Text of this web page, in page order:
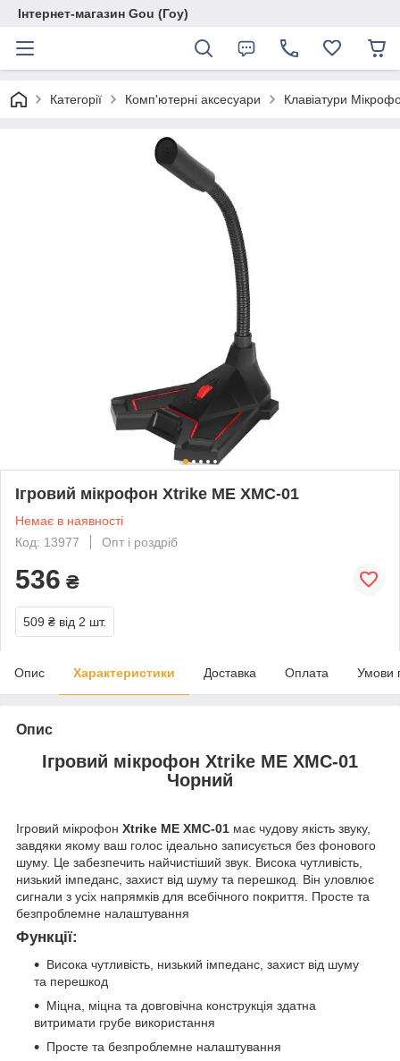
Інтернет-магазин Gou (Гоу)
Категорії Комп'ютерні аксесуари Клавіатури
Ігровий мікрофон Xtrike ME XMC-01
Немає в наявності
Код: 13977
Опт і роздріб
536 ₴
509 ₴ від 2 шт.
Опис Характеристики Доставка Оплата Умови
Опис
Ігровий мікрофон Xtrike ME XMC-01
Чорний
Ігровий мікрофон Xtrike ME XMC-01 має чудову якість звуку,
завдяки якому ваш голос ідеально записується без фонового
шуму. Це забезпечить найчистіший звук. Висока чутливість,
низький імпеданс, захист від шуму та перешкод. Він уловлює
сигнали з усіх напрямків для всебічного покриття. Просте та
безпроблемне налаштування
Функції:
Висока чутливість, низький імпеданс, захист від шуму
та перешкод
Міцна, міцна та довговічна конструкція здатна
витримати грубе використання
Просте та безпроблемне налаштування